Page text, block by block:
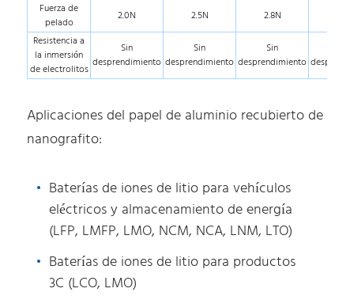
Fuerza de
pelado
2.0N 2.5N 2.8N
Resistencia a
la inmersión
de electrolitos
Sin
desprendimiento
Sin
desprendimiento
Sin
desprendimiento
Aplicaciones del papel de aluminio recubierto de
nanografito:
Baterías de iones de litio para vehículos
eléctricos y almacenamiento de energía
(LFP, LMFP, LMO, NCM, NCA, LNM, LTO)
Baterías de iones de litio para productos
3C (LCO, LMO)